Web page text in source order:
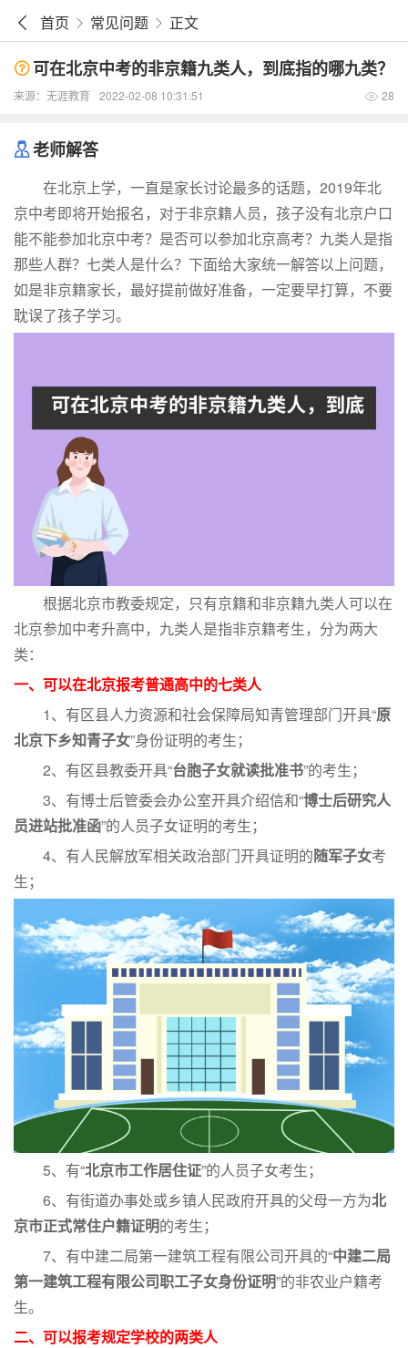
首页 常见问题 正文
可在北京中考的非京籍九类人，到底指的哪九类？
来源： 无涯教育 2022-02-08 10:31:51 28
老师解答
在北京上学，一直是家长讨论最多的话题，2019年北
京中考即将开始报名，对于非京籍人员，孩子没有北京户口
能不能参加北京中考？是否可以参加北京高考？九类人是指
那些人群？七类人是什么？下面给大家统一解答以上问题，
如是非京籍家长，最好提前做好准备，一定要早打算，不要
耽误了孩子学习。
根据北京市教委规定，只有京籍和非京籍九类人可以在
北京参加中考升高中，九类人是指非京籍考生，分为两大
类：
一、可以在北京报考普通高中的七类人
1、有区县人力资源和社会保障局知青管理部门开具“原
北京下乡知青子女”身份证明的考生；
2、有区县教委开具“台胞子女就读批准书”的考生；
3、有博士后管委会办公室开具介绍信和“博士后研究人
员进站批准函”的人员子女证明的考生；
4、有人民解放军相关政治部门开具证明的随军子女考
生；
5、有“北京市工作居住证”的人员子女考生；
6、有街道办事处或乡镇人民政府开具的父母一方为北
京市正式常住户籍证明的考生；
7、有中建二局第一建筑工程有限公司开具的“中建二局
第一建筑工程有限公司职工子女身份证明”的非农业户籍考
生。
二、可以报考规定学校的两类人